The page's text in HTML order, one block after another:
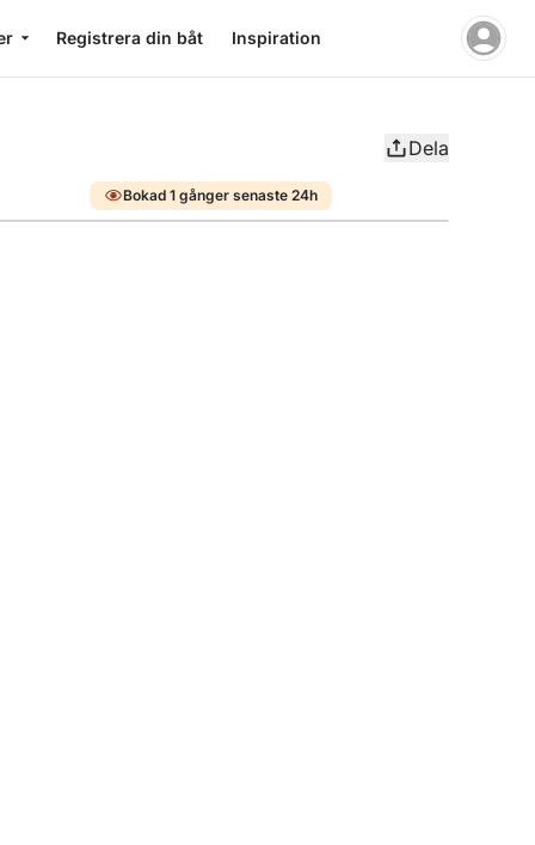
Registrera din båt Inspiration
Dela
Bokad 1 gånger senaste 24h